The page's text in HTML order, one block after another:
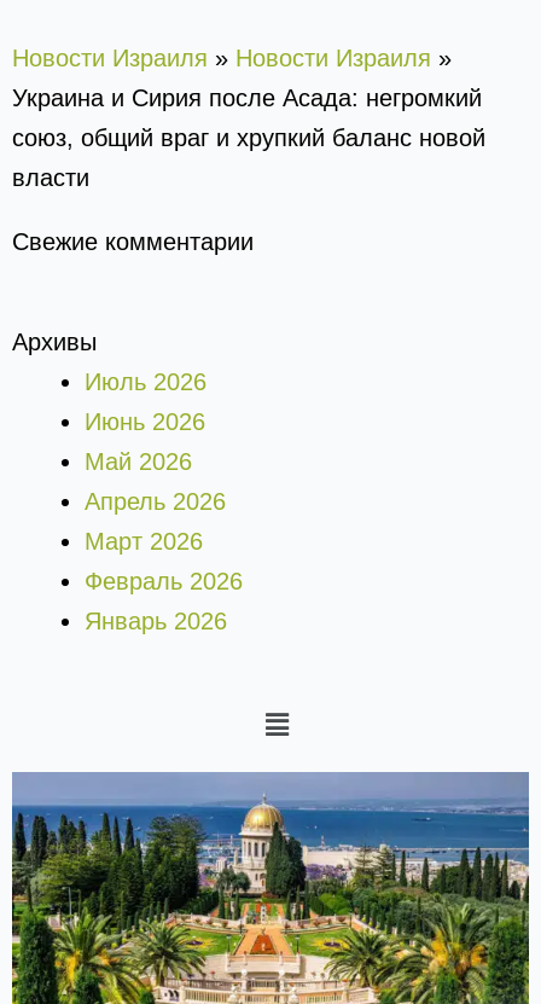
Новости Израиля » Новости Израиля »
Украина и Сирия после Асада: негромкий
союз, общий враг и хрупкий баланс новой
власти
Свежие комментарии
Архивы
Июль 2026
Июнь 2026
Май 2026
Апрель 2026
Март 2026
Февраль 2026
Январь 2026
Меню